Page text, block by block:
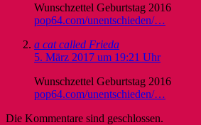
Wunschzettel Geburtstag 2016
pop64.com/unentschieden/…
a cat called Frieda
5. März 2017 um 19:21 Uhr
Wunschzettel Geburtstag 2016
pop64.com/unentschieden/…
Die Kommentare sind geschlossen.